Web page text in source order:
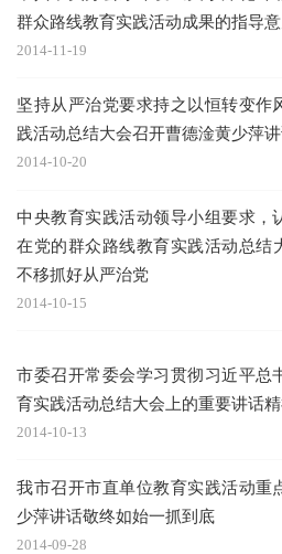
群众路线教育实践活动成果的指导意
2014-11-19
坚持从严治党要求持之以恒转变作
践活动总结大会召开曹德淦黄少萍
2014-10-20
中央教育实践活动领导小组要求，
在党的群众路线教育实践活动总
不移抓好从严治党
2014-10-15
市委召开常委会学习贯彻习近平总
育实践活动总结大会上的重要讲话
2014-10-13
我市召开市直单位教育实践活动重
少萍讲话敬终如始一抓到底
2014-09-28